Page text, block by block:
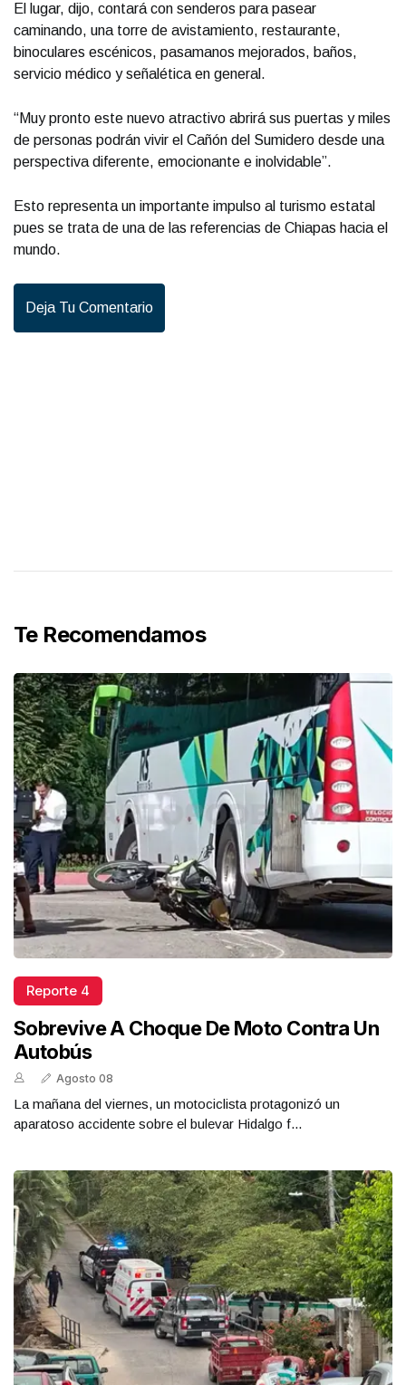
El lugar, dijo, contará con senderos para pasear
caminando, una torre de avistamiento, restaurante,
binoculares escénicos, pasamanos mejorados, baños,
servicio médico y señalética en general.
“Muy pronto este nuevo atractivo abrirá sus puertas y miles
de personas podrán vivir el Cañón del Sumidero desde una
perspectiva diferente, emocionante e inolvidable”.
Esto representa un importante impulso al turismo estatal
pues se trata de una de las referencias de Chiapas hacia el
mundo.
Deja Tu Comentario
Te Recomendamos
Reporte 4
Sobrevive A Choque De Moto Contra Un
Autobús
Agosto 08
La mañana del viernes, un motociclista protagonizó un
aparatoso accidente sobre el bulevar Hidalgo f...